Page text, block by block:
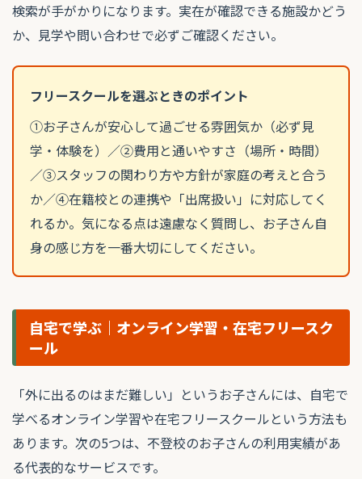
検索が手がかりになります。実在が確認できる施設かどう
か、見学や問い合わせで必ずご確認ください。
フリースクールを選ぶときのポイント
①お子さんが安心して過ごせる雰囲気か（必ず見
学・体験を）／②費用と通いやすさ（場所・時間）
／③スタッフの関わり方や方針が家庭の考えと合う
か／④在籍校との連携や「出席扱い」に対応してく
れるか。気になる点は遠慮なく質問し、お子さん自
身の感じ方を一番大切にしてください。
自宅で学ぶ｜オンライン学習・在宅フリースク
ール
「外に出るのはまだ難しい」というお子さんには、自宅で
学べるオンライン学習や在宅フリースクールという方法も
あります。次の5つは、不登校のお子さんの利用実績があ
る代表的なサービスです。